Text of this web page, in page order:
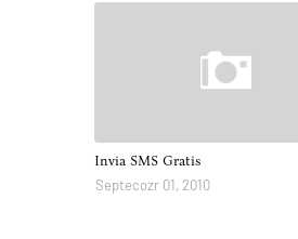
Invia SMS Gratis
Septecozr 01, 2010